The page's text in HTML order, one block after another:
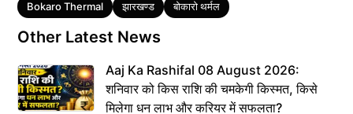
Tags
Bokaro Thermal झारखण्ड बोकारो थर्मल
Other Latest News
Aaj Ka Rashifal 08 August 2026:
शनिवार को किस राशि की चमकेगी किस्मत, किसे
मिलेगा धन लाभ और करियर में सफलता?